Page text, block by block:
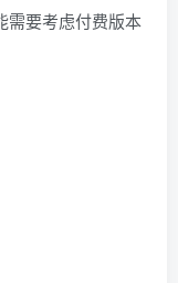
需要考虑付费版本